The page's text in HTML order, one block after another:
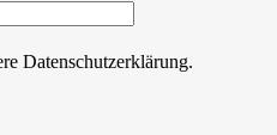
Datenschutzerklärung.